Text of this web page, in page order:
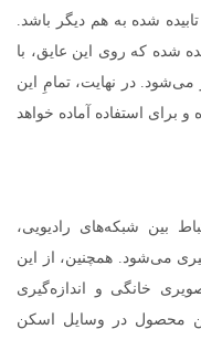
شده به هم دیگر باشد.
شده که روی این عایق، با
در نهایت، تمامِ این
برای استفاده آماده خواهد
بین شبکه‌های رادیویی،
می‌شود. همچنین، از این
خانگی و اندازه‌گیری
این محصول در وسایل اسکن